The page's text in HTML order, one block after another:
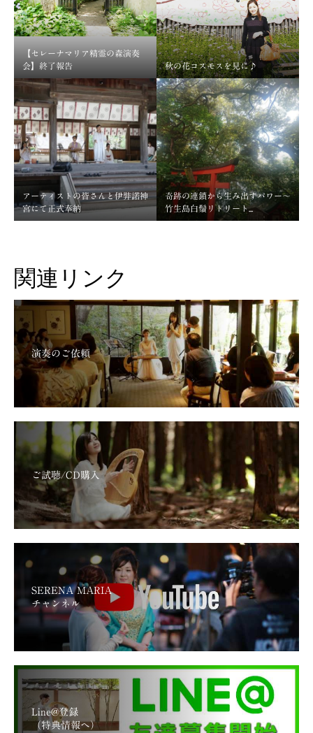
【セレーナマリア精霊の森演奏
会】終了報告
秋の花コスモスを見に♪
アーティストの皆さんと伊弉諾神
宮にて正式奉納
奇跡の連鎖から生み出すパワー～
竹生島白鬚リトリート...
関連リンク
演奏のご依頼
ご試聴/CD購入
SERENA MARIA
チャンネル
Line@登録
（特典情報へ）